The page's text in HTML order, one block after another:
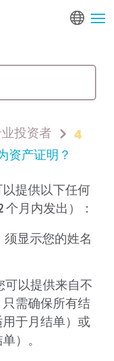
投资者
4
资产证明？
提供以下任何
个月内发出）：
须显示您的姓名
可以提供来自不
只需确保所有结
于月结单）或
）。